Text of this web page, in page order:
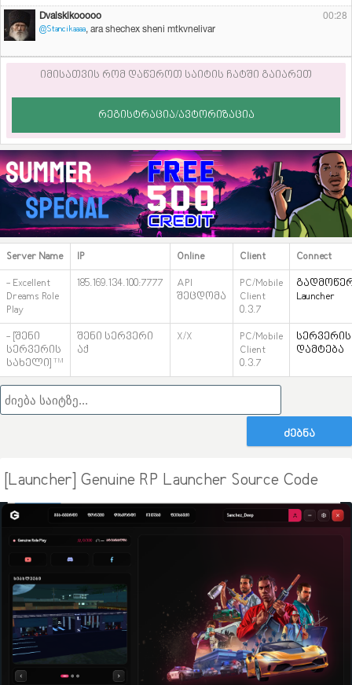
Dvalskikooooo
00:28
@Stancikaaaa, ara shechex sheni mtkvnelivar
იმისათვის რომ დაწეროთ საიტის ჩატში გაიარეთ
ᲠᲔᲒᲘᲡᲢᲠᲐᲪᲘᲐ/ᲐᲕᲢᲝᲠᲘᲖᲐᲪᲘᲐ
Server Name IP Online Client
Connect
- Excellent
Dreams Role
Play
185.169.134.100:7777
API
შეცდომა
PC/Mobile
Client
0.3.7
Launcher
- [შენი
სერვერის
სახელი]™
შენი სერვერი
აქ
X/X
PC/Mobile
Client
0.3.7
სერვერის
დამტება
ᲫᲔᲑᲜᲐ
[Launcher] Genuine RP Launcher Source Code